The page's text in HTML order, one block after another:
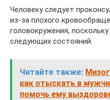
Человеку следует
из-за плохого
головокружения,
следующих состояний:
Читайте также:
как отыскать в
помочь ему